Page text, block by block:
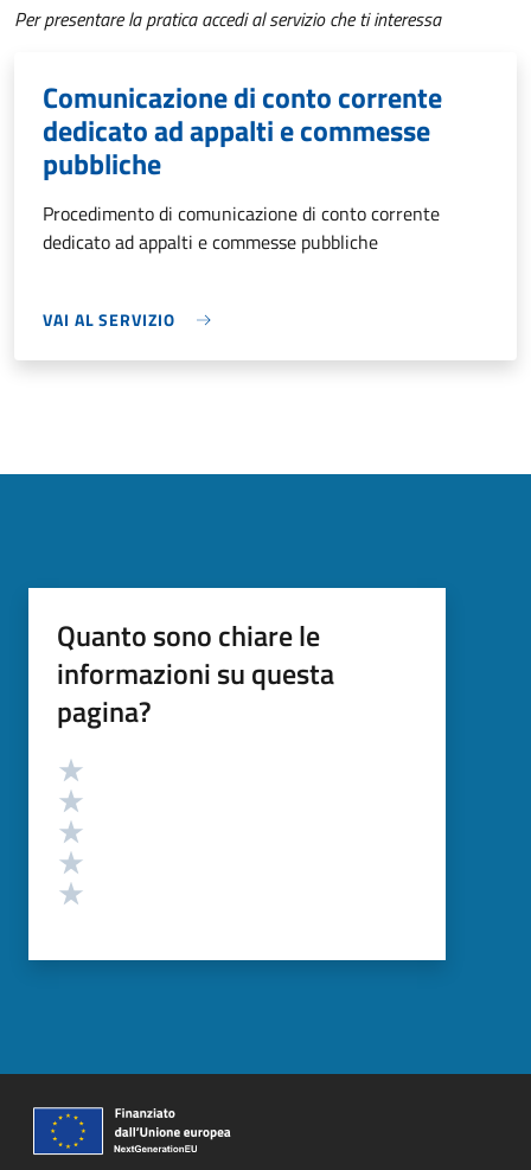
Per presentare la pratica accedi al servizio che ti interessa
Comunicazione di conto corrente
dedicato ad appalti e commesse
pubbliche
Procedimento di comunicazione di conto corrente
dedicato ad appalti e commesse pubbliche
VAI AL SERVIZIO
Quanto sono chiare le
informazioni su questa
pagina?
Valutazione